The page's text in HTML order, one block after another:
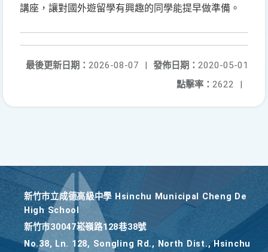
講座，讓對國外遊留學有興趣的同學能提早做準備。
發佈日期： 2020-05-01
最後更新日期： 2026-08-07
|
點擊率： 2622 |
新竹巿立成德高級中學 Hsinchu Municipal Cheng De
High School
新竹巿30047崧嶺路128巷38號
No.38, Ln. 128, Songling Rd., North Dist., Hsinchu